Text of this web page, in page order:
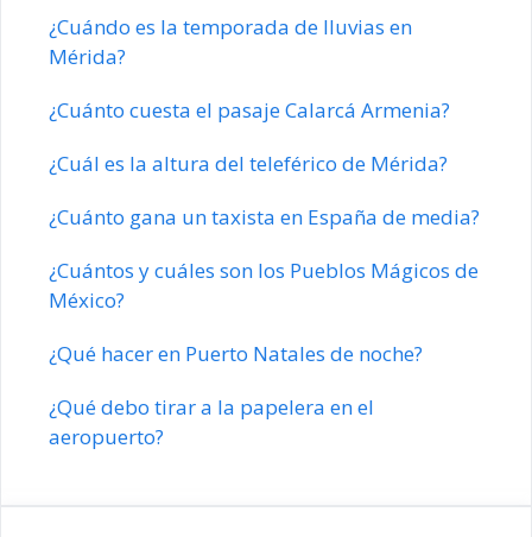
¿Cuándo es la temporada de lluvias en
Mérida?
¿Cuánto cuesta el pasaje Calarcá Armenia?
¿Cuál es la altura del teleférico de Mérida?
¿Cuánto gana un taxista en España de media?
¿Cuántos y cuáles son los Pueblos Mágicos de
México?
¿Qué hacer en Puerto Natales de noche?
¿Qué debo tirar a la papelera en el
aeropuerto?